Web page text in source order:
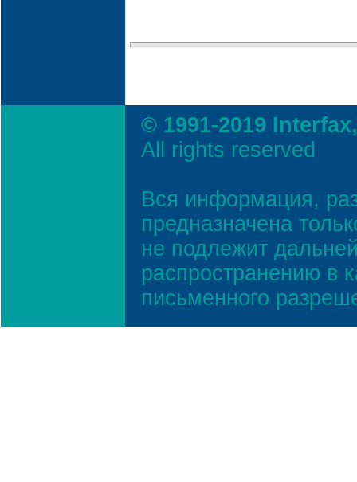
© 1991-2019
All rights reserved
Вся информация,
предназначена
не подлежит
распространению в
письменного